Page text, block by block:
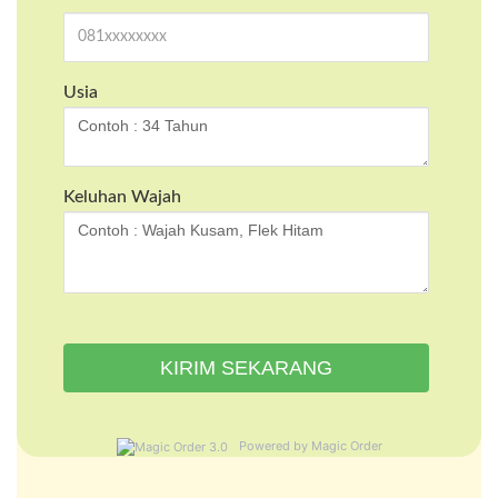
Usia
Keluhan Wajah
Powered by Magic Order